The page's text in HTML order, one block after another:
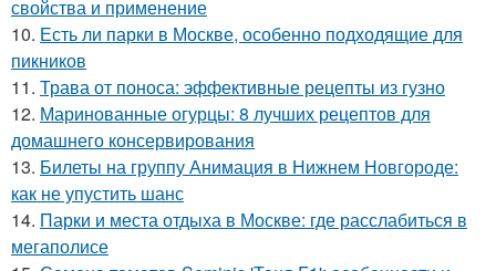
свойства и применение
10. Есть ли парки в Москве, особенно подходящие для
пикников
11. Трава от поноса: эффективные рецепты из гузно
12. Маринованные огурцы: 8 лучших рецептов для
домашнего консервирования
13. Билеты на группу Анимация в Нижнем Новгороде:
как не упустить шанс
14. Парки и места отдыха в Москве: где расслабиться в
мегаполисе